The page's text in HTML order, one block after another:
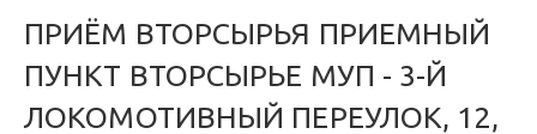
ПРИЁМ ВТОРСЫРЬЯ ПРИЕМНЫЙ
ПУНКТ ВТОРСЫРЬЕ МУП - 3-Й
ЛОКОМОТИВНЫЙ ПЕРЕУЛОК, 12,